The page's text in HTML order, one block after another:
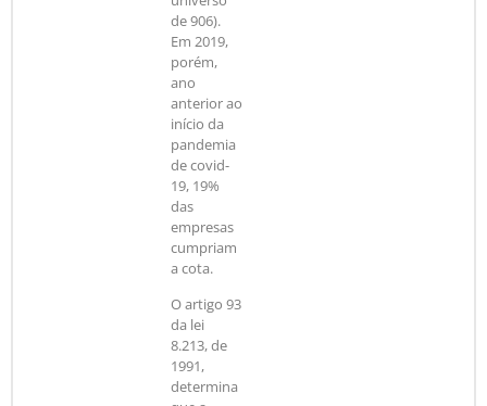
de 906).
Em 2019,
porém,
ano
anterior ao
início da
pandemia
de covid-
19, 19%
das
empresas
cumpriam
a cota.
O artigo 93
da lei
8.213, de
1991,
determina